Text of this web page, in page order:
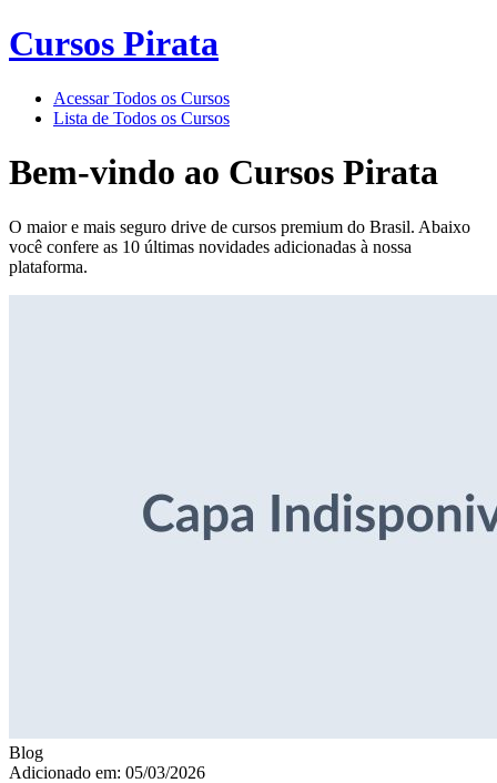
Cursos Pirata
Acessar Todos os Cursos
Lista de Todos os Cursos
Bem-vindo ao Cursos Pirata
O maior e mais seguro drive de cursos premium do Brasil. Abaixo
você confere as 10 últimas novidades adicionadas à nossa
plataforma.
Blog
Adicionado em: 05/03/2026